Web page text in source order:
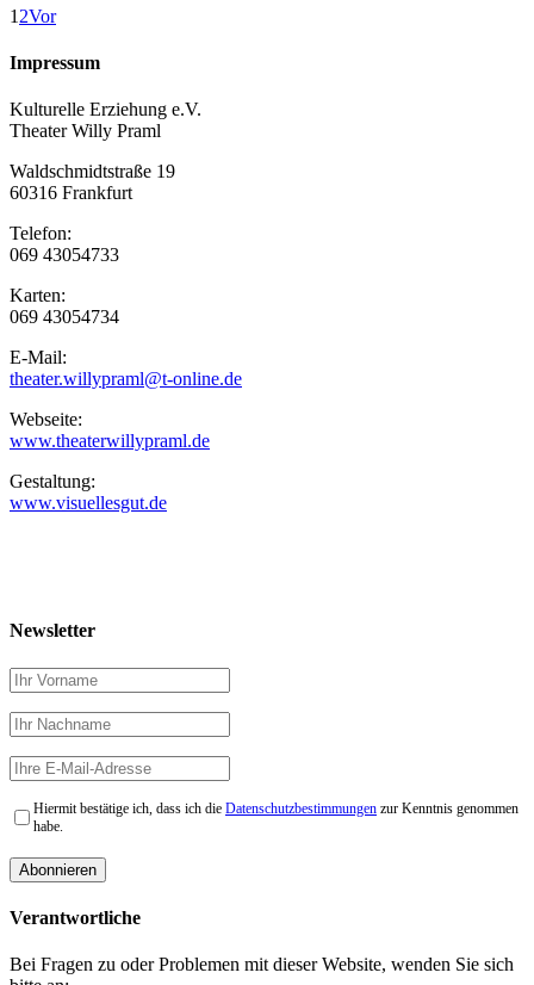
1 2Vor
Impressum
Kulturelle Erziehung e.V.
Theater Willy Praml
Waldschmidtstraße 19
60316 Frankfurt
Telefon:
069 43054733
Karten:
069 43054734
E-Mail:
theater.willypraml@t-online.de
Webseite:
www.theaterwillypraml.de
Gestaltung:
www.visuellesgut.de
Newsletter
Hiermit bestätige ich, dass ich die Datenschutzbestimmungen zur Kenntnis genommen
habe.
Verantwortliche
Bei Fragen zu oder Problemen mit dieser Website, wenden Sie sich